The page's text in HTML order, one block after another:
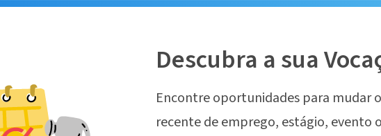
Descubra a sua
Encontre oportunidades para mudar
recente de emprego, estágio, evento